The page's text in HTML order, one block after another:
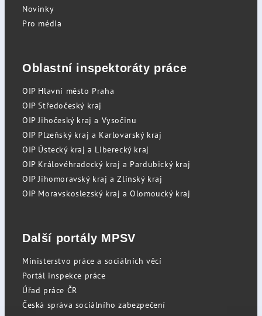
Novinky
Pro média
Oblastní inspektoráty práce
OIP Hlavní město Praha
OIP Středočeský kraj
OIP Jihočeský kraj a Vysočinu
OIP Plzeňský kraj a Karlovarský kraj
OIP Ústecký kraj a Liberecký kraj
OIP Královéhradecký kraj a Pardubický kraj
OIP Jihomoravský kraj a Zlínský kraj
OIP Moravskoslezský kraj a Olomoucký kraj
Další portály MPSV
Ministerstvo práce a sociálních věcí
Portál inspekce práce
Úřad práce ČR
Česká správa sociálního zabezpečení